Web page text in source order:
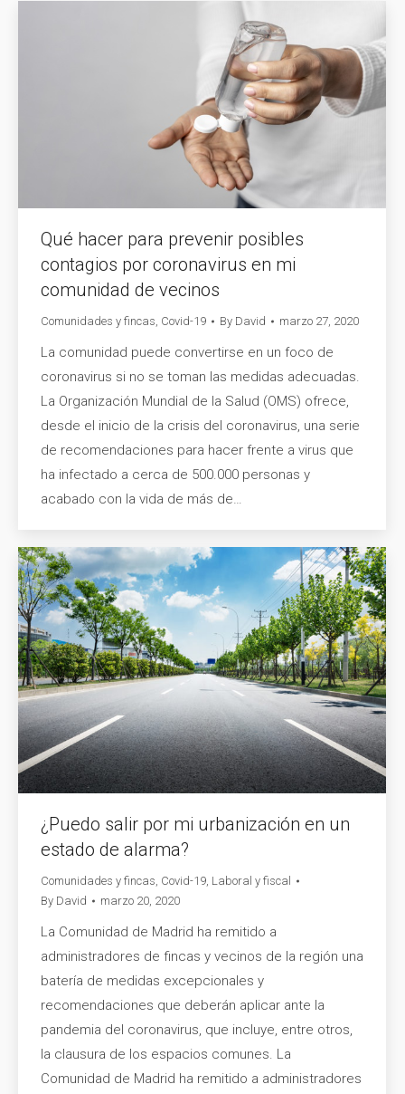
Qué hacer para prevenir posibles
contagios por coronavirus en mi
comunidad de vecinos
Comunidades y fincas Covid-19 By David marzo 27, 2020
La comunidad puede convertirse en un foco de
coronavirus si no se toman las medidas adecuadas.
La Organización Mundial de la Salud (OMS) ofrece,
desde el inicio de la crisis del coronavirus, una serie
de recomendaciones para hacer frente a virus que
ha infectado a cerca de 500.000 personas y
acabado con la vida de más de…
¿Puedo salir por mi urbanización en un
estado de alarma?
Comunidades y fincas Covid-19 Laboral y fiscal
By David marzo 20, 2020
La Comunidad de Madrid ha remitido a
administradores de fincas y vecinos de la región una
batería de medidas excepcionales y
recomendaciones que deberán aplicar ante la
pandemia del coronavirus, que incluye, entre otros,
la clausura de los espacios comunes. La
Comunidad de Madrid ha remitido a administradores